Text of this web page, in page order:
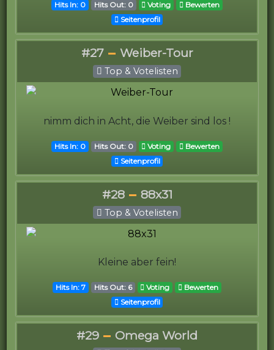
Hits In: 0 Hits Out: 0 Voting
Bewerten
Seitenprofil
#27 Weiber-Tour
Top & Votelisten
nimm dich in Acht, die Weiber sind los !
Hits In: 0 Hits Out: 0 Voting
Bewerten
Seitenprofil
#28 88x31
Top & Votelisten
Kleine aber fein!
Hits In: 7 Hits Out: 6 Voting
Bewerten
Seitenprofil
#29 Omega World